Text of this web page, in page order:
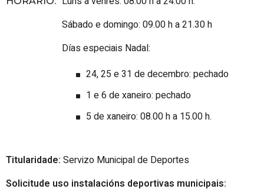
Sábado e domingo: 09.00 h a 21.30 h
Días especiais Nadal:
24, 25 e 31 de decembro: pechado
1 e 6 de xaneiro: pechado
5 de xaneiro: 08.00 h a 15.00 h.
Titularidade: Servizo Municipal de Deportes
Solicitude uso instalacións deportivas municipais: